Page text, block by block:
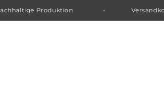
Versandkostenfrei ab einem Bestellwert von